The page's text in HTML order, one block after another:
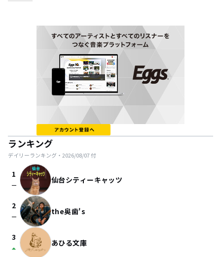
ランキング
デイリーランキング・ 2026/08/07付
1
check_indeterminate_small 仙台シティーキャッツ
2
check_indeterminate_small the奥歯's
3
arrow_drop_up あひる文庫